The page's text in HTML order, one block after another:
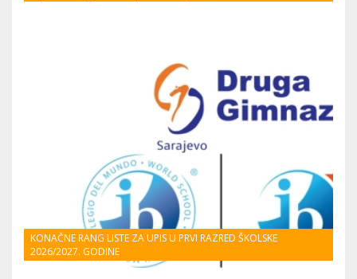
KONAČNE RANG LISTE ZA UPIS U PRVI RAZRED ŠKOLSKE
2026/2027. GODINE